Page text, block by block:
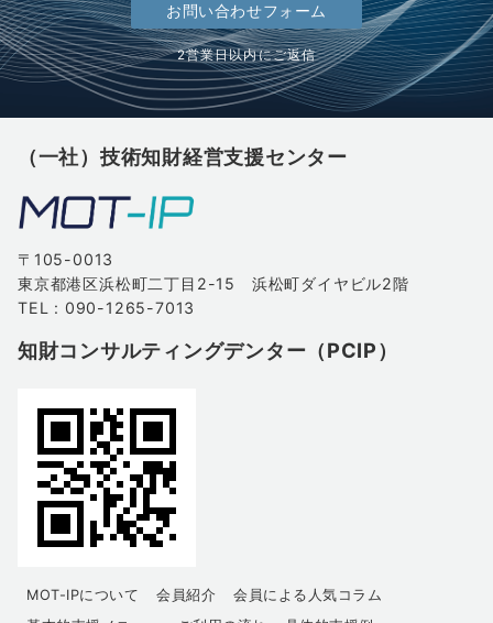
お問い合わせフォーム
2営業日以内にご返信
（一社）技術知財経営支援センター
〒105-0013
東京都港区浜松町二丁目2-15 浜松町ダイヤビル2階
TEL : 090-1265-7013
知財コンサルティングデンター（PCIP）
MOT-IPについて 会員紹介
会員による人気コラム